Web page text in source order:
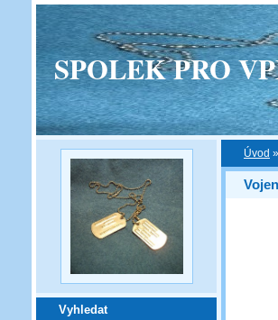
SPOLEK PRO
Vyhledat
Úvod »